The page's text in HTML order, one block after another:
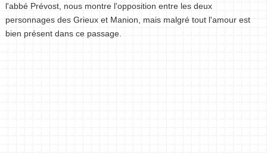
l'abbé Prévost, nous montre l'opposition entre les deux
personnages des Grieux et Manion, mais malgré tout l'amour est
bien présent dans ce passage.